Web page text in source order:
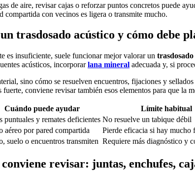
de aire, revisar cajas o reforzar puntos concretos puede
compartida con vecinos es ligera o transmite mucho.
trasdosado acústico y cómo debe
es insuficiente, suele funcionar mejor valorar un
acústicos, incorporarlana mineral adecuada y, si
sino cómo se resuelven encuentros, fijaciones y
conviene revisar también esos elementos para que la
Cuándo puede ayudar
Límite habitual
puntuales y remates deficientes No resuelve un tabique débil
aéreo por pared compartida
Pierde eficacia si hay mucho
suelo o encuentros transmiten Requiere más diagnóstico y
revisar: juntas, enchufes,